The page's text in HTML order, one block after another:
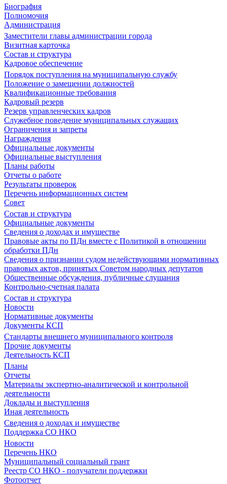
Биография
Полномочия
Администрация
Заместители главы администрации города
Визитная карточка
Состав и структура
Кадровое обеспечение
Порядок поступления на муниципальную службу
Положение о замещении должностей
Квалификационные требования
Кадровый резерв
Резерв управленческих кадров
Служебное поведение муниципальных служащих
Ограничения и запреты
Награждения
Официальные документы
Официальные выступления
Планы работы
Отчеты о работе
Результаты проверок
Перечень информационных систем
Совет
Состав и структура
Официальные документы
Сведения о доходах и имуществе
Правовые акты по ПДн вместе с Политикой в отношении
обработки ПДн
Сведения о признании судом недействующими нормативных
правовых актов, принятых Советом народных депутатов
Общественные обсуждения, публичные слушания
Контрольно-счетная палата
Состав и структура
Новости
Нормативные документы
Документы КСП
Стандарты внешнего муниципального контроля
Прочие документы
Деятельность КСП
Планы
Отчеты
Материалы экспертно-аналитической и контрольной
деятельности
Доклады и выступления
Иная деятельность
Сведения о доходах и имуществе
Поддержка СО НКО
Новости
Перечень НКО
Муниципальный социальный грант
Реестр СО НКО - получатели поддержки
Фотоотчет